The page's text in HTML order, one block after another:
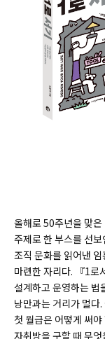
올해로 50주년을 맞은
주제로 한 부스를 선
조직 문화를 읽어낸
마련한 자리다. 『1로
설계하고 운영하는 법
낭만과는 거리가 멀다
첫 월급은 어떻게 써
자취방을 구할 때 무